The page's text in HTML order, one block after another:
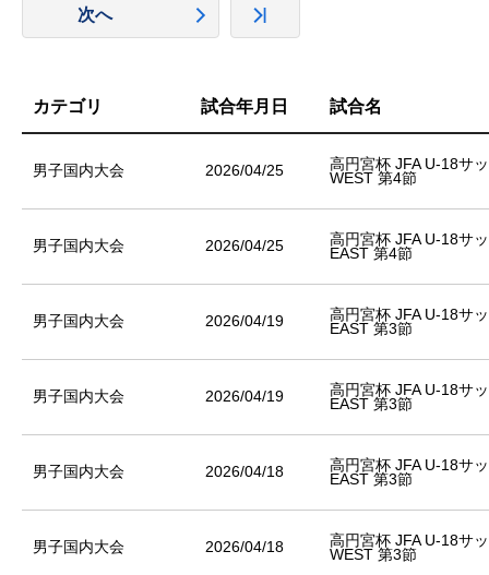
次へ
カテゴリ 試合年月日 試合名
男子国内大会 2026/04/25
高円宮杯 JFA U-18サ
WEST 第4節
男子国内大会 2026/04/25
高円宮杯 JFA U-18サ
EAST 第4節
男子国内大会 2026/04/19
高円宮杯 JFA U-18サ
EAST 第3節
男子国内大会 2026/04/19
高円宮杯 JFA U-18サ
EAST 第3節
男子国内大会 2026/04/18
高円宮杯 JFA U-18サ
EAST 第3節
男子国内大会 2026/04/18
高円宮杯 JFA U-18サ
WEST 第3節